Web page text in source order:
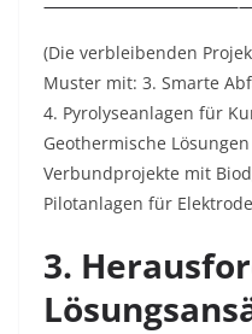
(Die verbleibenden
Muster mit: 3. Smarte
4. Pyrolyseanlagen für
Geothermische
Verbundprojekte mit
Pilotanlagen für
3.